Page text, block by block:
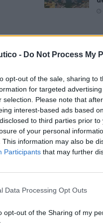
- Do Not Process My
opt-out of the sale, sharing
for targeted
selection. Please note that
interest-based ads based
to third parties prior
of your personal
This information may also be
Participants that may further
Data Processing Opt Outs
opt-out of the Sharing of my
um modelo de 33 pés
O alumínio confere
de manutenção simples,
vida útil. Além disso,
com o gosto e as
em que as
de vida.
já vir preparado para
não só o
o utilizador na área de
o leque de utilizações